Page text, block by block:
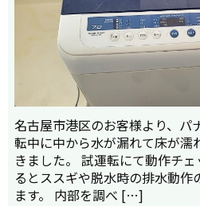
名古屋市港区のお客様より、パ
転中に中から水が漏れて床が濡
きました。 試運転にて動作チ
るとススギや脱水時の排水動作
ます。 内部を調べ […]